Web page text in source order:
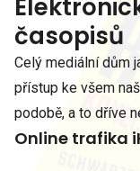
časopisů
Celý mediální dům
přístup ke všem
podobě, a to dříve
Online trafika